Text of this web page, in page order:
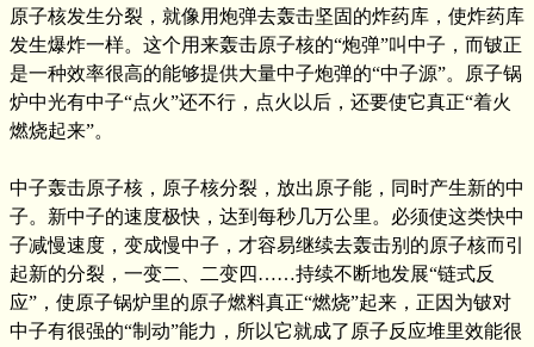
原子核发生分裂，就像用炮弹去轰击坚固的炸药库，使炸药库
发生爆炸一样。这个用来轰击原子核的“炮弹”叫中子，而铍正
是一种效率很高的能够提供大量中子炮弹的“中子源”。原子锅
炉中光有中子“点火”还不行，点火以后，还要使它真正“着火
燃烧起来”。
中子轰击原子核，原子核分裂，放出原子能，同时产生新的中
子。新中子的速度极快，达到每秒几万公里。必须使这类快中
子减慢速度，变成慢中子，才容易继续去轰击别的原子核而引
起新的分裂，一变二、二变四……持续不断地发展“链式反
应”，使原子锅炉里的原子燃料真正“燃烧”起来，正因为铍对
中子有很强的“制动”能力，所以它就成了原子反应堆里效能很